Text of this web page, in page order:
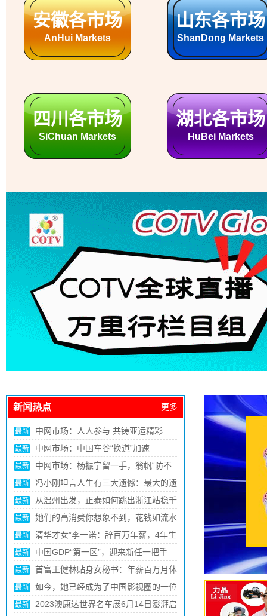
更多
新闻热点
最新
COTV全球直播：安徽怀宁：“小”创新
撬动“大”产业崛起
最新
中共中央、国务院：健全农业转移人口
市民化机制，全面取消在就业地参保户籍限
制
最新
中国饭碗里装了更多中国粮 2024年我
国粮食产量首次突破1.4万亿斤
最新
我使馆提醒：来泰中国公民警惕“高薪
招聘”陷阱
最新
“抢”字头专列开出！正以最快速度将物
资送往灾区
最新
商务部召开“修好三门课 改革当先锋”年
轻干部教育引领工作推进会
最新
总书记的人民情怀｜“抓任何工作，给
群众办任何事情，都要实事求是”
最新
COTV全球直播-女装面料网关于诚邀
女装面料商家，共赴大数据与人工智能之旅
最新
两岸何时会启动协商？民进党当局已经
表态，赖清德或弃卒保车
最新
真让王健林说中了？2024年起，楼市
或将超乎预料，3个原因很真实
最新
宇宙一切已被安排好？爱因斯坦为何信